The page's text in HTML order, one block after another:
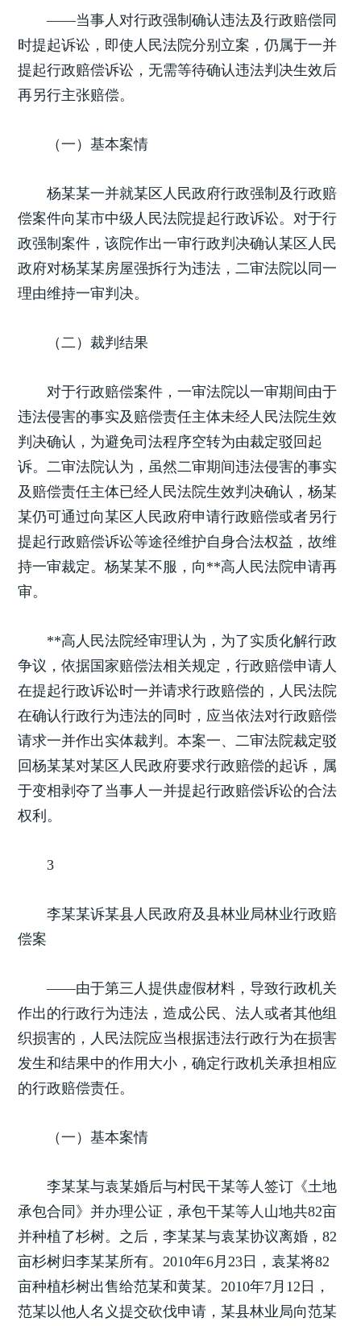
——当事人对行政强制确认违法及行政赔偿同
时提起诉讼，即使人民法院分别立案，仍属于一并
提起行政赔偿诉讼，无需等待确认违法判决生效后
再另行主张赔偿。
（一）基本案情
杨某某一并就某区人民政府行政强制及行政赔
偿案件向某市中级人民法院提起行政诉讼。对于行
政强制案件，该院作出一审行政判决确认某区人民
政府对杨某某房屋强拆行为违法，二审法院以同一
理由维持一审判决。
（二）裁判结果
对于行政赔偿案件，一审法院以一审期间由于
违法侵害的事实及赔偿责任主体未经人民法院生效
判决确认，为避免司法程序空转为由裁定驳回起
诉。二审法院认为，虽然二审期间违法侵害的事实
及赔偿责任主体已经人民法院生效判决确认，杨某
某仍可通过向某区人民政府申请行政赔偿或者另行
提起行政赔偿诉讼等途径维护自身合法权益，故维
持一审裁定。杨某某不服，向**高人民法院申请再
审。
**高人民法院经审理认为，为了实质化解行政
争议，依据国家赔偿法相关规定，行政赔偿申请人
在提起行政诉讼时一并请求行政赔偿的，人民法院
在确认行政行为违法的同时，应当依法对行政赔偿
请求一并作出实体裁判。本案一、二审法院裁定驳
回杨某某对某区人民政府要求行政赔偿的起诉，属
于变相剥夺了当事人一并提起行政赔偿诉讼的合法
权利。
3
李某某诉某县人民政府及县林业局林业行政赔
偿案
——由于第三人提供虚假材料，导致行政机关
作出的行政行为违法，造成公民、法人或者其他组
织损害的，人民法院应当根据违法行政行为在损害
发生和结果中的作用大小，确定行政机关承担相应
的行政赔偿责任。
（一）基本案情
李某某与袁某婚后与村民干某等人签订《土地
承包合同》并办理公证，承包干某等人山地共82亩
并种植了杉树。之后，李某某与袁某协议离婚，82
亩杉树归李某某所有。2010年6月23日，袁某将82
亩种植杉树出售给范某和黄某。2010年7月12日，
范某以他人名义提交砍伐申请，某县林业局向范某